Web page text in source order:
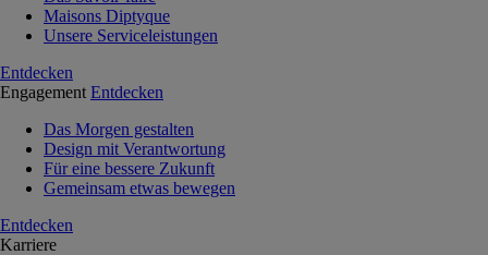
Maisons Diptyque
Unsere Serviceleistungen
Entdecken
Engagement Entdecken
Das Morgen gestalten
Design mit Verantwortung
Für eine bessere Zukunft
Gemeinsam etwas bewegen
Entdecken
Karriere